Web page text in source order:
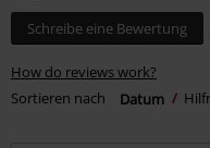
Schreibe eine Bewertung
How do reviews work?
Sortieren nach
Datum